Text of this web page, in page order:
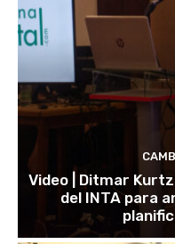
Video | Ditmar
del INTA para